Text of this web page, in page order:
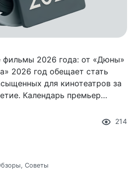
2026 года: от «Дюны»
2026 год обещает стать
для кинотеатров за
Календарь премьер
214
, Советы